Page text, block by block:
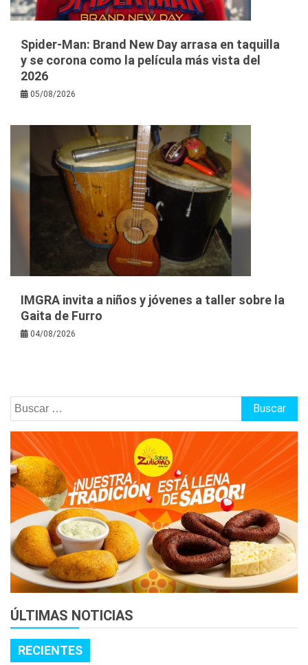
Spider-Man: Brand New Day arrasa en taquilla
y se corona como la película más vista del
2026
05/08/2026
IMGRA invita a niños y jóvenes a taller sobre la
Gaita de Furro
04/08/2026
Buscar:
ÚLTIMAS NOTICIAS
RECIENTES